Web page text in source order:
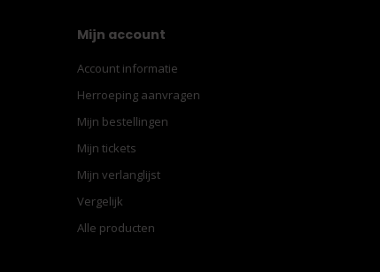
Mijn account
Account informatie
Herroeping aanvragen
Mijn bestellingen
Mijn tickets
Mijn verlanglijst
Vergelijk
Alle producten